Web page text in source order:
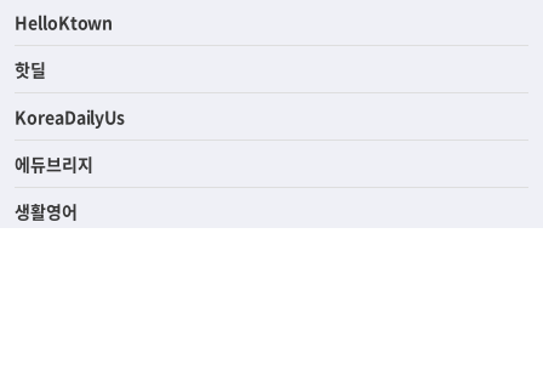
HelloKtown
핫딜
KoreaDailyUs
에듀브리지
생활영어